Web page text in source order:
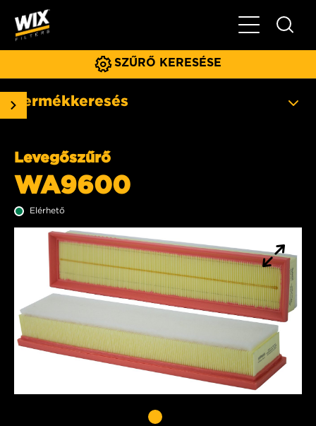
Főmenü
SZŰRŐ KERESÉSE
Termékkeresés
Levegőszűrő
WA9600
Elérhető